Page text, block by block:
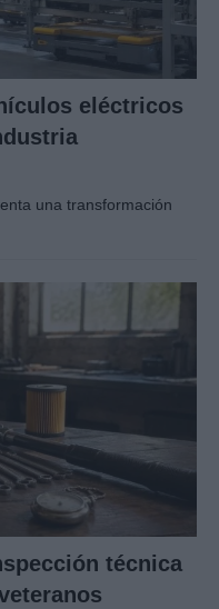
eléctricos
una transformación
técnica